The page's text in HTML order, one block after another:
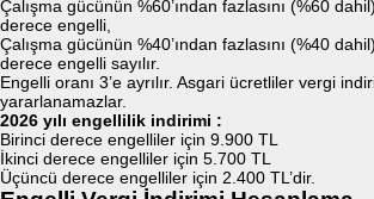
Çalışma gücünün %60’ından fazlasını (%60
derece engelli,
Çalışma gücünün %40’ından fazlasını (%40
derece engelli sayılır.
Engelli oranı 3’e ayrılır. Asgari ücretliler vergi
yararlanamazlar.
2026 yılı engellilik indirimi :
Birinci derece engelliler için 9.900 TL
İkinci derece engelliler için 5.700 TL
Üçüncü derece engelliler için 2.400 TL’dir.